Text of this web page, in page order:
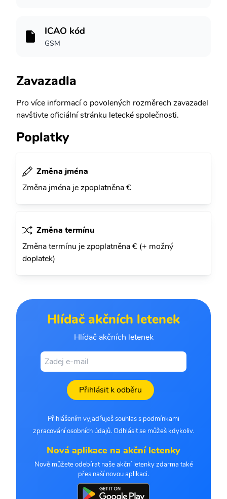
ICAO kód
GSM
Zavazadla
Pro více informací o povolených rozměrech zavazadel
navštivte oficiální stránku letecké společnosti.
Poplatky
Změna jména
Změna jména je zpoplatněna €
Změna termínu
Změna termínu je zpoplatněna € (+ možný
doplatek)
Hlídač akčních letenek
Hlídač akčních letenek
Přihlásit k odběru
Přihlášením vyjadřuješ souhlas s podmínkami
zpracování osobních údajů. Odhlásit se můžeš kdykoliv.
Nová aplikace na akční letenky
Nově můžete odebírat naše akční letenky zdarma také
přes naší novou aplikaci.